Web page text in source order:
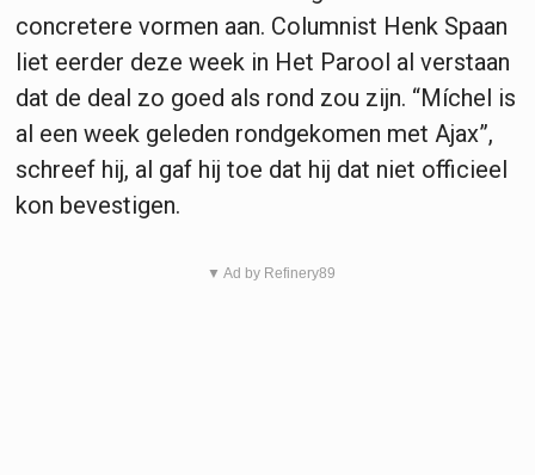
concretere vormen aan. Columnist Henk Spaan
liet eerder deze week in Het Parool al verstaan
dat de deal zo goed als rond zou zijn. “Míchel is
al een week geleden rondgekomen met Ajax”,
schreef hij, al gaf hij toe dat hij dat niet officieel
kon bevestigen.
▼ Ad by Refinery89